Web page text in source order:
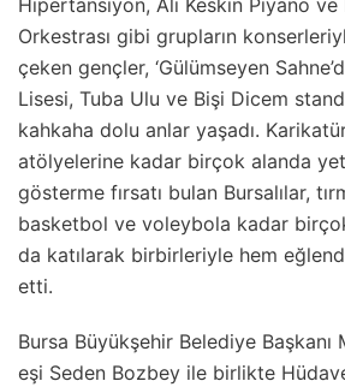
Hipertansiyon, Ali Keskin Piyano ve
Orkestrası gibi grupların
çeken gençler, ‘Gülümseyen
Lisesi, Tuba Ulu ve Bişi Dicem
kahkaha dolu anlar yaşadı.
atölyelerine kadar birçok alanda
gösterme fırsatı bulan Bursalılar,
basketbol ve voleybola kadar
da katılarak birbirleriyle hem
etti.
Bursa Büyükşehir Belediye
eşi Seden Bozbey ile birlikte